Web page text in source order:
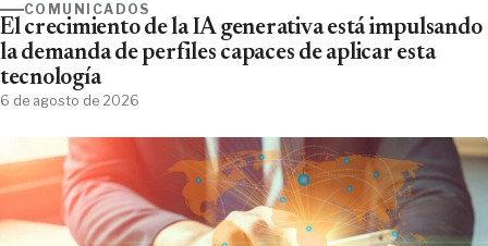
COMUNICADOS
El crecimiento de la IA generativa está impulsando
la demanda de perfiles capaces de aplicar esta
tecnología
6 de agosto de 2026